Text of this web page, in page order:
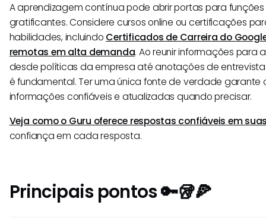
A aprendizagem contínua pode abrir portas para
gratificantes. Considere cursos online ou certificações
habilidades, incluindo Certificados de Carreira do
remotas em alta demanda. Ao reunir informações para
desde políticas da empresa até anotações de
é fundamental. Ter uma única fonte de verdade garante
informações confiáveis e atualizadas quando precisar.
Veja como o Guru oferece respostas confiáveis em
confiança em cada resposta.
Principais pontos 🔑🥡🍕